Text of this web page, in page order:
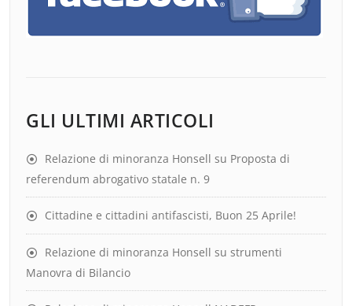
GLI ULTIMI ARTICOLI
Relazione di minoranza Honsell su Proposta di
referendum abrogativo statale n. 9
Cittadine e cittadini antifascisti, Buon 25 Aprile!
Relazione di minoranza Honsell su strumenti
Manovra di Bilancio